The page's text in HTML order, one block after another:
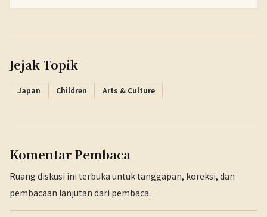
Jejak Topik
Japan Children Arts & Culture
Komentar Pembaca
Ruang diskusi ini terbuka untuk tanggapan, koreksi, dan
pembacaan lanjutan dari pembaca.